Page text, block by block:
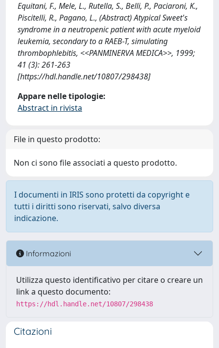
Equitani, F., Mele, L., Rutella, S., Belli, P., Paciaroni, K.,
Piscitelli, R., Pagano, L., (Abstract) Atypical Sweet's
syndrome in a neutropenic patient with acute myeloid
leukemia, secondary to a RAEB-T, simulating
thrombophlebitis, <<PANMINERVA MEDICA>>, 1999;
41 (3): 261-263
[https://hdl.handle.net/10807/298438]
Appare nelle tipologie:
Abstract in rivista
File in questo prodotto:
Non ci sono file associati a questo prodotto.
I documenti in IRIS sono protetti da copyright e
tutti i diritti sono riservati, salvo diversa
indicazione.
Informazioni
Utilizza questo identificativo per citare o creare un
link a questo documento:
https://hdl.handle.net/10807/298438
Citazioni